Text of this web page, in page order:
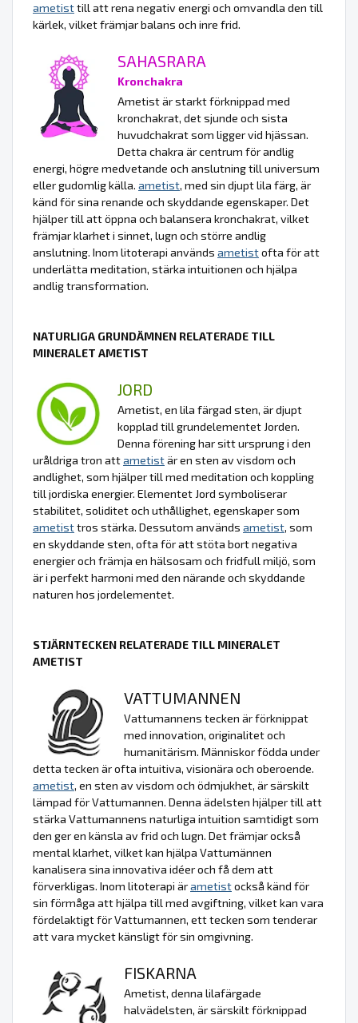
ametisttill att rena negativ energi och omvandla den till
kärlek, vilket främjar balans och inre frid.
SAHASRARA
Kronchakra
Ametist är starkt förknippad med
kronchakrat, det sjunde och sista
huvudchakrat som ligger vid hjässan.
Detta chakra är centrum för andlig
energi, högre medvetande och anslutning till universum
eller gudomlig källa. ametist, med sin djupt lila färg, är
känd för sina renande och skyddande egenskaper. Det
hjälper till att öppna och balansera kronchakrat, vilket
främjar klarhet i sinnet, lugn och större andlig
anslutning. Inom litoterapi används ametistofta för att
underlätta meditation, stärka intuitionen och hjälpa
andlig transformation.
NATURLIGA GRUNDÄMNEN RELATERADE TILL
MINERALET AMETIST
JORD
Ametist, en lila färgad sten, är djupt
kopplad till grundelementet Jorden.
Denna förening har sitt ursprung i den
uråldriga tron attametistär en sten av visdom och
andlighet, som hjälper till med meditation och koppling
till jordiska energier. Elementet Jord symboliserar
stabilitet, soliditet och uthållighet, egenskaper som
ametisttros stärka. Dessutom används ametist, som
en skyddande sten, ofta för att stöta bort negativa
energier och främja en hälsosam och fridfull miljö, som
är i perfekt harmoni med den närande och skyddande
naturen hos jordelementet.
STJÄRNTECKEN RELATERADE TILL MINERALET
AMETIST
VATTUMANNEN
Vattumannens tecken är förknippat
med innovation, originalitet och
humanitärism. Människor födda under
detta tecken är ofta intuitiva, visionära och oberoende.
ametist, en sten av visdom och ödmjukhet, är särskilt
lämpad för Vattumannen. Denna ädelsten hjälper till att
stärka Vattumannens naturliga intuition samtidigt som
den ger en känsla av frid och lugn. Det främjar också
mental klarhet, vilket kan hjälpa Vattumännen
kanalisera sina innovativa idéer och få dem att
förverkligas. Inom litoterapi ärametistockså känd för
sin förmåga att hjälpa till med avgiftning, vilket kan vara
fördelaktigt för Vattumannen, ett tecken som tenderar
att vara mycket känsligt för sin omgivning.
FISKARNA
Ametist, denna lilafärgade
halvädelsten, är särskilt förknippad